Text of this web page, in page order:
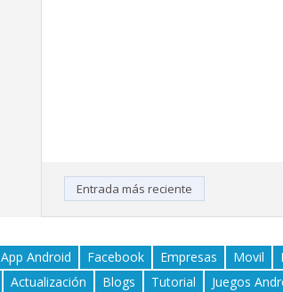
Entrada más reciente
App Android Facebook Empresas Movil
Actualización Blogs Tutorial Juegos